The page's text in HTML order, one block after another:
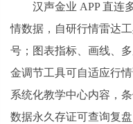
汉声金业 APP 直连
情数据，自研行情雷达
号；图表指标、画线、
金调节工具可自适应行
系统化教学中心内容，
数据永久存证可查询复